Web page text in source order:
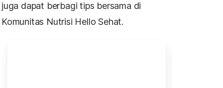
juga dapat berbagi tips bersama di
Komunitas Nutrisi Hello Sehat.